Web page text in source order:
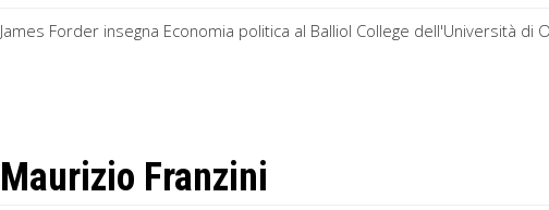
James Forder insegna Economia politica al Balliol College dell'Università di
Maurizio Franzini